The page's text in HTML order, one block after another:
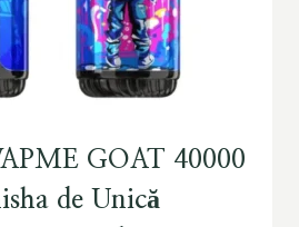
GOAT 40000
de Unică